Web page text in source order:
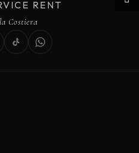
RENT
Costiera